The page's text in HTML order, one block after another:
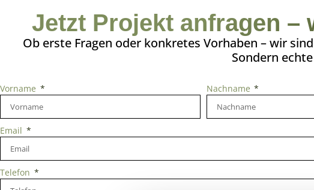
Jetzt Projekt anfragen –
Ob erste Fragen oder konkretes Vorhaben – wir
Sondern
Vorname Nachname
Email
Telefon